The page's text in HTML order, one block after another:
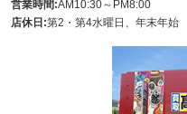
営業時間:AM10:30～PM8:00
店休日:第2・第4水曜日、年末年始